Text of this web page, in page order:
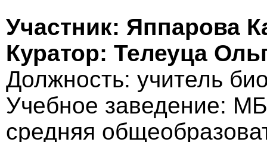
Участник: Яппарова
Куратор: Телеуца
Должность: учитель
Учебное заведение:
средняя